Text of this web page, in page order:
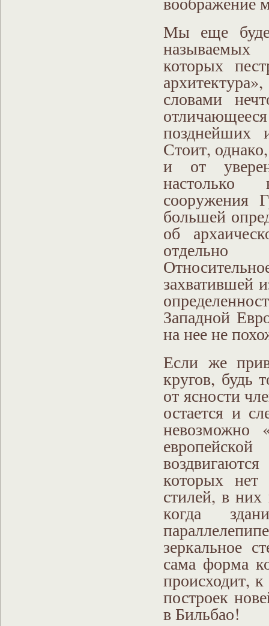
Мы еще
называемых
которых
словами
позднейших
Стоит,
и от
настолько
сооружения
большей
об
отдельно
захватившей
Западной
на нее не
Если же
кругов, будь
от ясности
остается и
невозможно
которых нет
стилей, в них
когда
зеркальное
сама форма
происходит,
построек
в Бильбао!